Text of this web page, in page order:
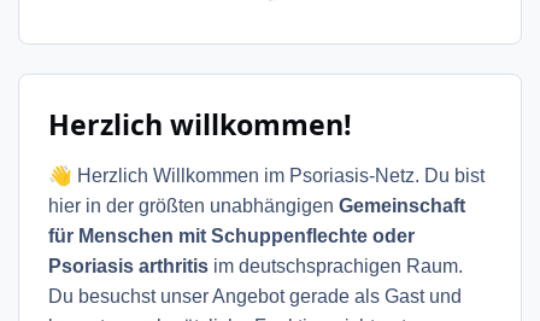
Herzlich willkommen!
👋 Herzlich Willkommen im Psoriasis-Netz. Du bist
hier in der größten unabhängigen Gemeinschaft
für Menschen mit Schuppenflechte oder
Psoriasis arthritis im deutschsprachigen Raum.
Du besuchst unser Angebot gerade als Gast und